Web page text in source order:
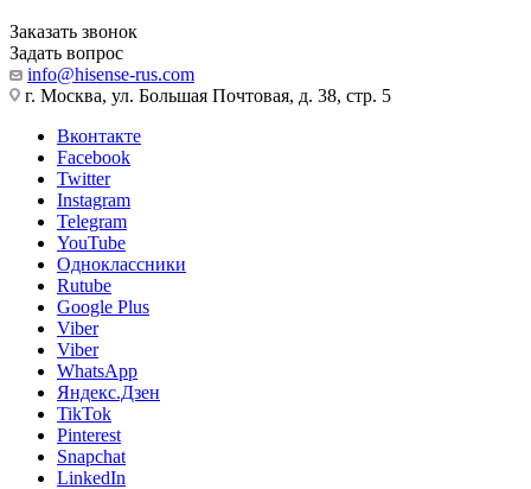
Заказать звонок
Задать вопрос
info@hisense-rus.com
г. Москва, ул. Большая Почтовая, д. 38, стр. 5
Вконтакте
Facebook
Twitter
Instagram
Telegram
YouTube
Одноклассники
Rutube
Google Plus
Viber
Viber
WhatsApp
Яндекс.Дзен
TikTok
Pinterest
Snapchat
LinkedIn